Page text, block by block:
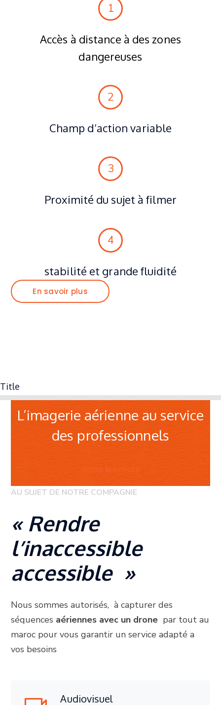
1
Accès à distance à des zones
dangereuses
2
Champ d’action variable
3
Proximité du sujet à filmer
4
stabilité et grande fluidité
En savoir plus
Title
L’imagerie aérienne au service
des professionnels
AU SUJET DE NOTRE COMPAGNIE
« Rendre
l’inaccessible
accessible »
Nous sommes autorisés, à capturer des
séquences aériennes avec un drone par tout au
maroc pour vous garantir un service adapté a
vos besoins
Audiovisuel